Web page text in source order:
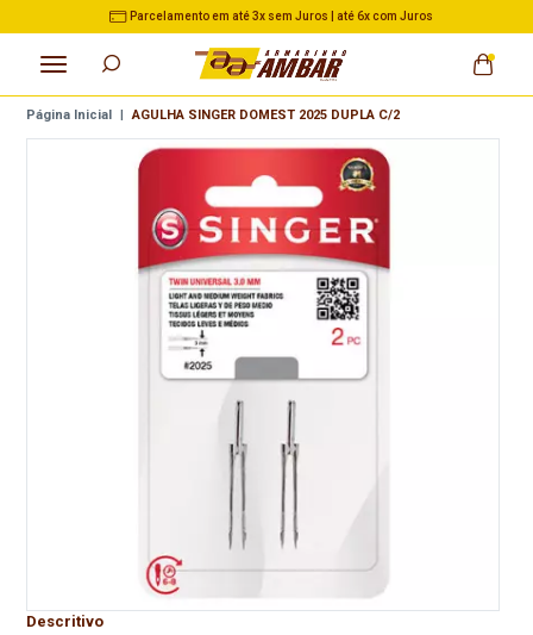
Juros | até 6x com Juros 3% de Desconto no Pix
Página Inicial | AGULHA SINGER DOMEST 2025 DUPLA C/2
Descritivo